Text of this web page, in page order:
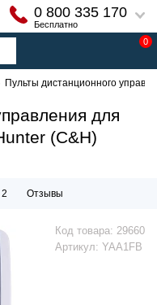
0 800 335 170
Бесплатно
0
Пульты дистанционного
для
(C&H)
Отзывы
Код товара: 29660
Артикул: YAA1FB